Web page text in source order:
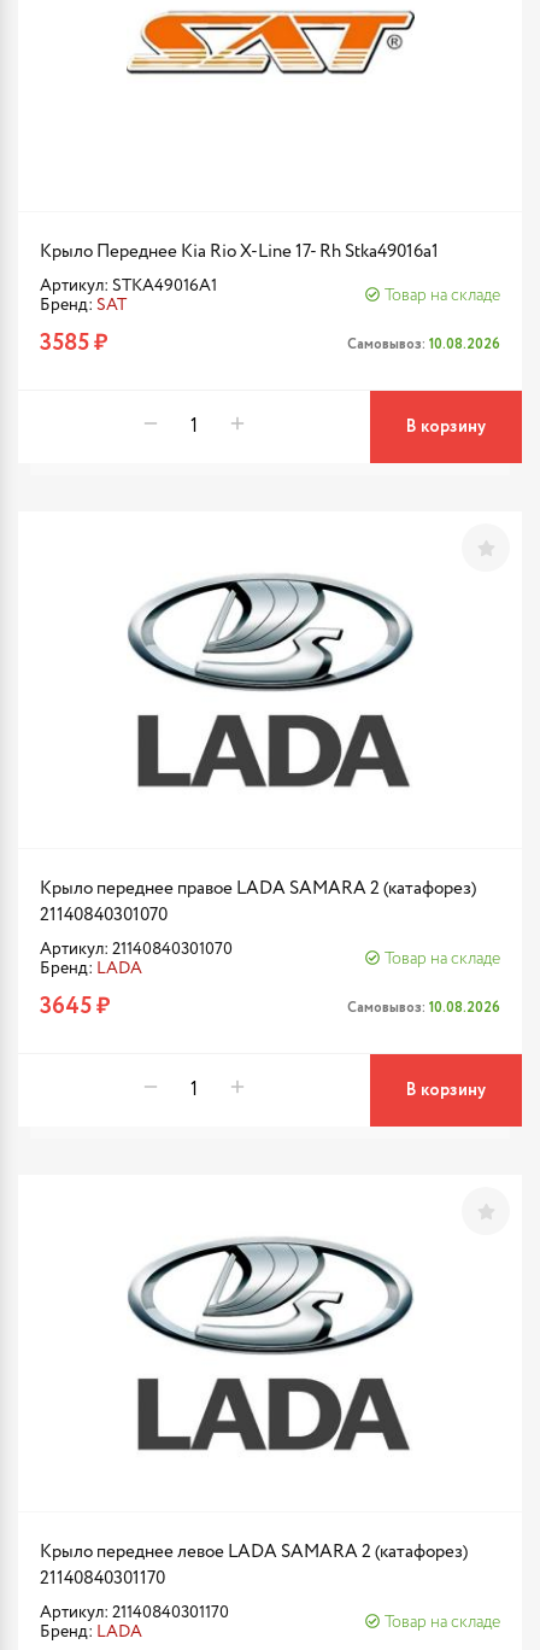
Крыло Переднее Kia Rio X-Line 17- Rh Stka49016a1
Артикул: STKA49016A1
Бренд: SAT
Товар на складе
3585 ₽ Самовывоз: 10.08.2026
В корзину
Крыло переднее правое LADA SAMARA 2 (катафорез)
21140840301070
Артикул: 21140840301070
Бренд: LADA
Товар на складе
3645 ₽ Самовывоз: 10.08.2026
В корзину
Крыло переднее левое LADA SAMARA 2 (катафорез)
21140840301170
Артикул: 21140840301170
Бренд: LADA
Товар на складе